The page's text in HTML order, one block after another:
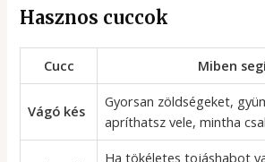
Hasznos cuccok
Cucc Miben
Vágó kés
Gyorsan zöldségeket,
apríthatsz vele, mintha
Ha tökéletes tojáshabot